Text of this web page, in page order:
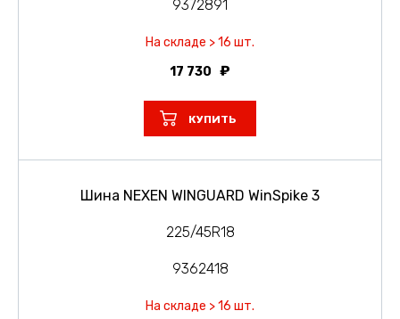
9372891
На складе > 16 шт.
17 730
КУПИТЬ
Шина NEXEN WINGUARD WinSpike 3
225/45R18
9362418
На складе > 16 шт.